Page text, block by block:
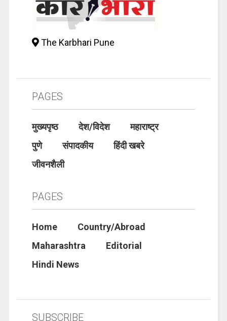
The Karbhari Pune
PAGES
मुख्यपृष्ठ देश/विदेश
महाराष्ट्र
पुणे
संपादकीय
हिंदी खबरे
जीवनशैली
PAGES
Home
Country/Abroad
Maharashtra
Editorial
Hindi News
SUBSCRIBE